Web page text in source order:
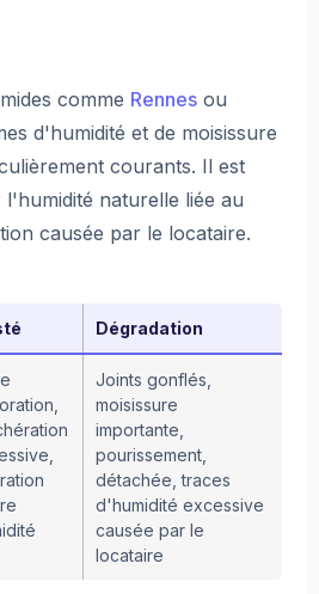
comme Rennes ou
d'humidité et de moisissure
courants. Il est
naturelle liée au
causée par le locataire.
Dégradation
Joints gonflés,
moisissure
importante,
pourissement,
détachée, traces
d'humidité excessive
causée par le
locataire